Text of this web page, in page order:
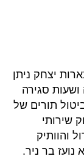
יצחק ניתן
סגירה
תורים של
שירותי
והוותיק
נועז בר ניר.